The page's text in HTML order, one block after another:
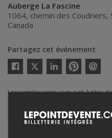
Auberge La Fascine
1064, chemin des Coudriers,
Canada
Partagez cet événement
Twitter
courriel
Lepointdevente.com agit à titre
Pour plus d’information à
contacter l’organisateur de